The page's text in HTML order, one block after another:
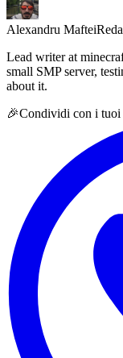
Alexandru Maftei
Lead writer at
small SMP server,
about it.
🎉Condividi con i tuoi